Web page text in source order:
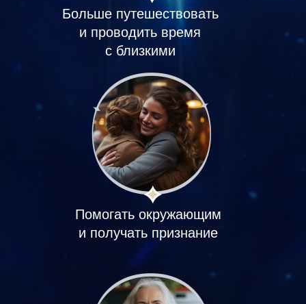
Больше путешествовать
и проводить время
с близкими
Помогать окружающим
и получать признание